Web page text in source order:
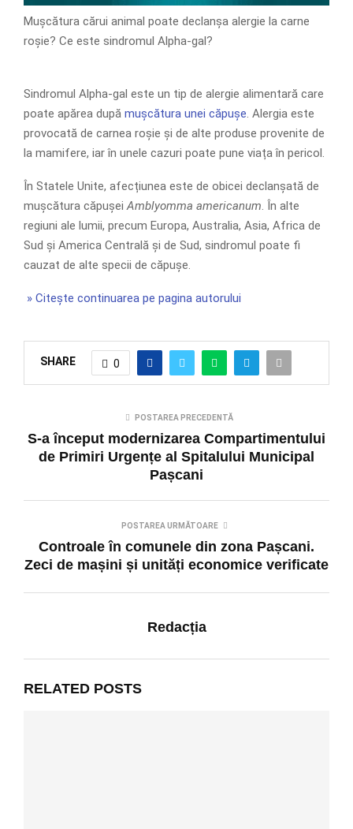
Mușcătura cărui animal poate declanșa alergie la carne
roșie? Ce este sindromul Alpha-gal?
Sindromul Alpha-gal este un tip de alergie alimentară care
poate apărea după mușcătura unei căpușe . Alergia este
provocată de carnea roșie și de alte produse provenite de
la mamifere, iar în unele cazuri poate pune viața în pericol.
În Statele Unite, afecțiunea este de obicei declanșată de
mușcătura căpușei Amblyomma americanum . În alte
regiuni ale lumii, precum Europa, Australia, Asia, Africa de
Sud și America Centrală și de Sud, sindromul poate fi
cauzat de alte specii de căpușe.
» Citește continuarea pe pagina autorului
SHARE 0
POSTAREA PRECEDENTĂ
S-a început modernizarea Compartimentului
de Primiri Urgențe al Spitalului Municipal
Pașcani
POSTAREA URMĂTOARE
Controale în comunele din zona Pașcani.
Zeci de mașini și unități economice verificate
Redacția
RELATED POSTS